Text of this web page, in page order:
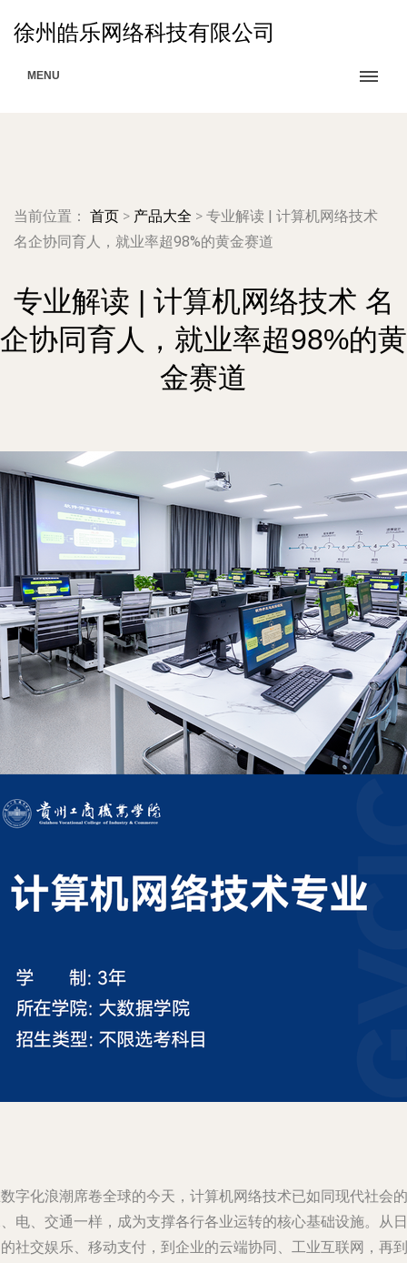
徐州皓乐网络科技有限公司
MENU
当前位置： 首页 > 产品大全 > 专业解读 | 计算机网络技术
名企协同育人，就业率超98%的黄金赛道
专业解读 | 计算机网络技术 名
企协同育人，就业率超98%的黄
金赛道
字化浪潮席卷全球的今天，计算机网络技术已如同现代社会的
电、交通一样，成为支撑各行各业运转的核心基础设施。从日
社交娱乐、移动支付，到企业的云端协同、工业互联网，再到